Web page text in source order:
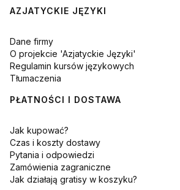
Linki w stopce
AZJATYCKIE JĘZYKI
Dane firmy
O projekcie 'Azjatyckie Języki'
Regulamin kursów językowych
Tłumaczenia
PŁATNOŚCI I DOSTAWA
Jak kupować?
Czas i koszty dostawy
Pytania i odpowiedzi
Zamówienia zagraniczne
Jak działają gratisy w koszyku?